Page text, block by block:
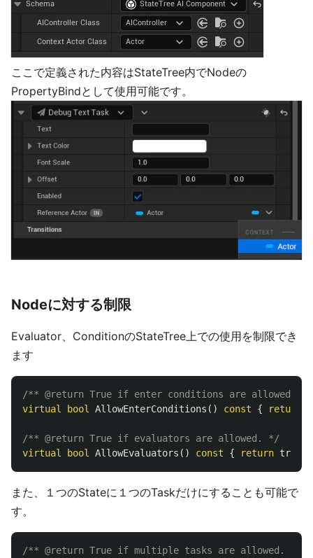
ここで定義された内容はStateTree内でNodeの
PropertyBindとして使用可能です。
Nodeに対する制限
Evaluator、ConditionのStateTree上での使用を制限でき
ます
/** @return True if enter conditions are allowed. */
virtual
bool AllowEnterConditions () const { return
/** @return True if evaluators are allowed. */
virtual
bool AllowEvaluators () const { return true
また、１つのStateに１つのTaskだけにすることも可能で
す。
/** @return True if multiple tasks are allowed. */